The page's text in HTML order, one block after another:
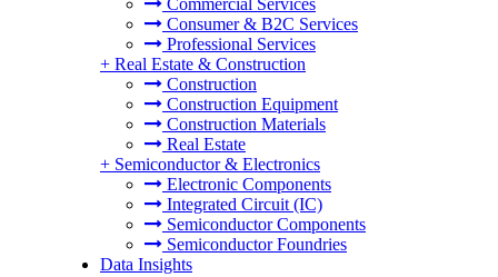
Commercial Services
Consumer & B2C Services
Professional Services
+ Real Estate & Construction
Construction
Construction Equipment
Construction Materials
Real Estate
+ Semiconductor & Electronics
Electronic Components
Integrated Circuit (IC)
Semiconductor Components
Semiconductor Foundries
Data Insights